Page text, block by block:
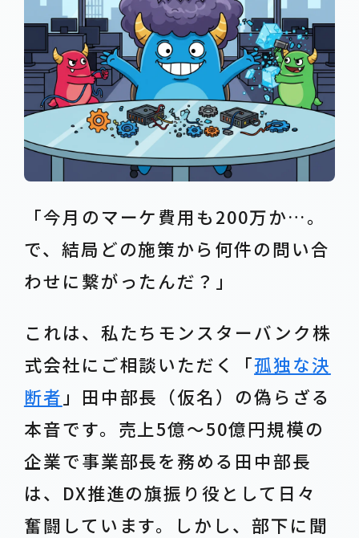
「今月のマーケ費用も200万か…。
で、結局どの施策から何件の問い合
わせに繋がったんだ？」
これは、私たちモンスターバンク株
式会社にご相談いただく「孤独な決
断者 」田中部長（仮名）の偽らざる
本音です。売上5億〜50億円規模の
企業で事業部長を務める田中部長
は、DX推進の旗振り役として日々
奮闘しています。しかし、部下に聞